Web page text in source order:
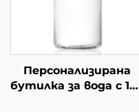
Персонализирана
бутилка за вода с 150